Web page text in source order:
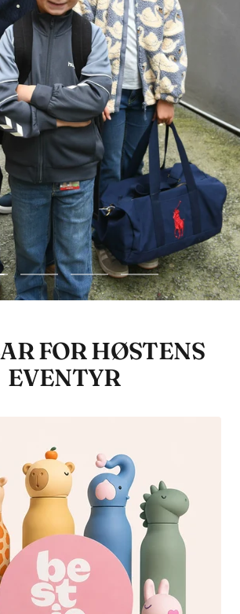
Gå
til
Gå
til
Gå
til
FOR HØSTENS
EVENTYR